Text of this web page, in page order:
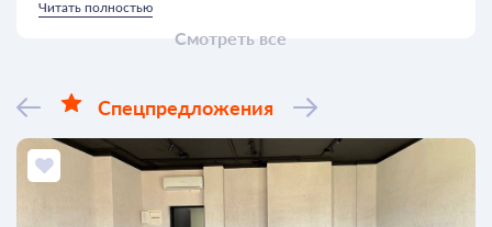
Смотреть все
Читать полностью
Спецпредложения